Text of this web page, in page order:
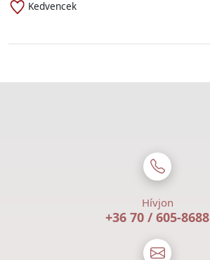
Kedvencek
Hívjon
+36 70 / 605-8688